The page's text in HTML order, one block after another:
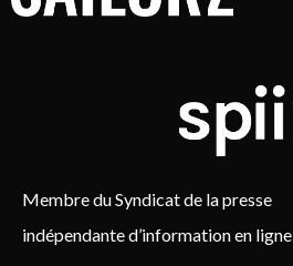
Membre du Syndicat de la presse
indépendante d’information en ligne